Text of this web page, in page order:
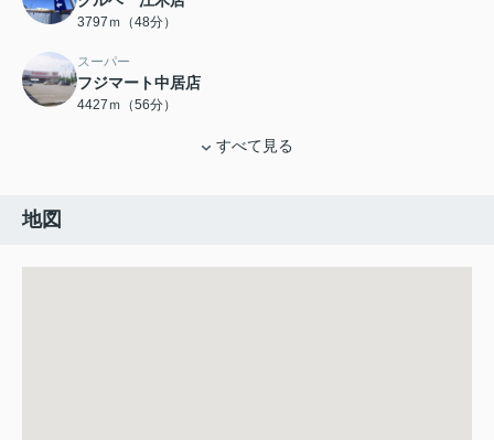
3797ｍ（48分）
スーパー
フジマート中居店
4427ｍ（56分）
すべて見る
地図